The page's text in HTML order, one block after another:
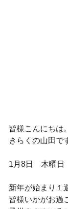
皆様こんにちは。
きらくの山田で
1月8日　木曜日
新年が始まり１
皆様いかがお過